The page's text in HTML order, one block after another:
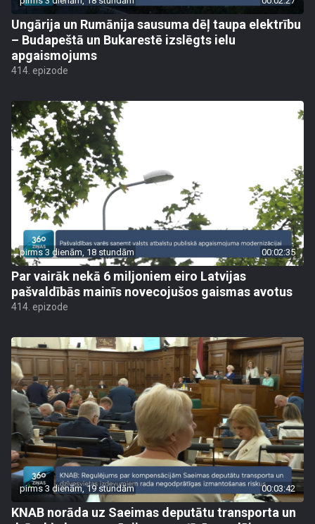
Ungārija un Rumānija sausuma dēļ taupa elektrību
– Budapeštā un Bukarestē izslēgts ielu
apgaismojums
414. epizode
pirms 3 dienām, 18 stundām 00:02:35
Par vairāk nekā 6 miljoniem eiro Latvijas
pašvaldībās mainīs novecojušos gaismas avotus
414. epizode
pirms 3 dienām, 19 stundām 00:03:42
KNAB norāda uz Saeimas deputātu transporta un